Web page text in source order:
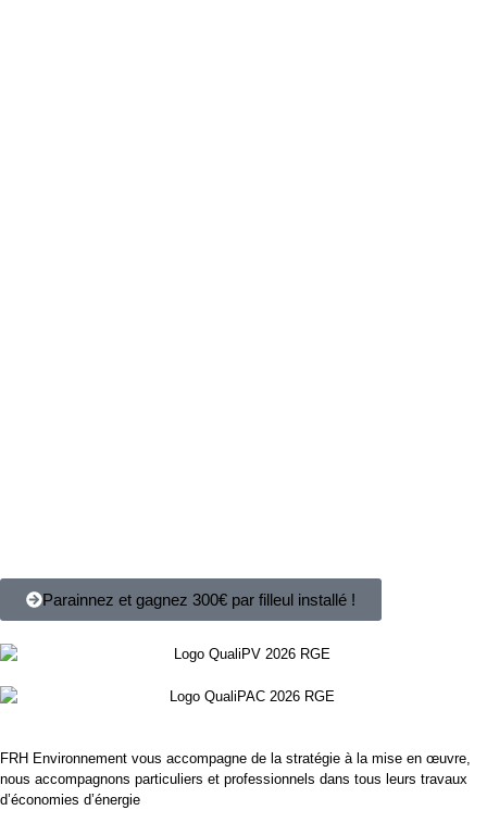
Parainnez et gagnez 300€ par filleul installé !
FRH Environnement vous accompagne de la stratégie à la mise en œuvre,
nous accompagnons particuliers et professionnels dans tous leurs travaux
d’économies d’énergie